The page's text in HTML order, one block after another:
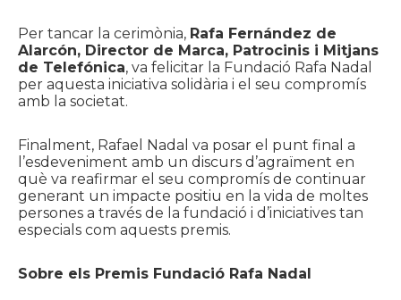
Per tancar la cerimònia, Rafa Fernández de
Alarcón, Director de Marca, Patrocinis i Mitjans
de Telefónica, va felicitar la Fundació Rafa Nadal
per aquesta iniciativa solidària i el seu compromís
amb la societat.
Finalment, Rafael Nadal va posar el punt final a
l’esdeveniment amb un discurs d’agraïment en
què va reafirmar el seu compromís de continuar
generant un impacte positiu en la vida de moltes
persones a través de la fundació i d’iniciatives tan
especials com aquests premis.
Sobre els Premis Fundació Rafa Nadal